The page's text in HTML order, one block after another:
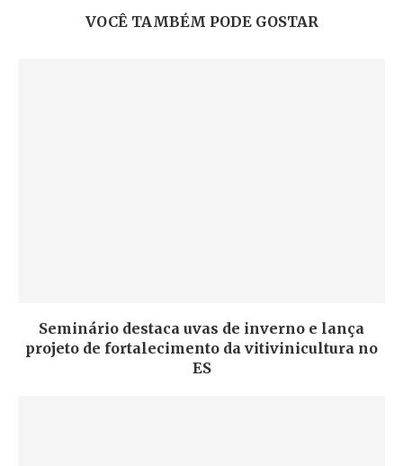
VOCÊ TAMBÉM PODE GOSTAR
Seminário destaca uvas de inverno e lança
projeto de fortalecimento da vitivinicultura no
ES